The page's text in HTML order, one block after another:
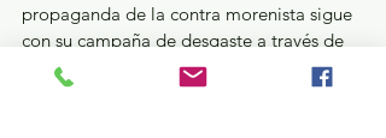
propaganda de la contra morenista sigue
con su campaña de desgaste a través de
inventar cosas que no existen, pero que
ellos difunden como verdad. Es una